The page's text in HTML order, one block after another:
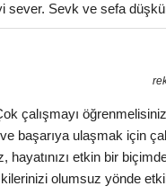
sever. Sevk ve sefa
çalışmayı
başarıya ulaşmak için
hayatınızı etkin bir
olumsuz yönde